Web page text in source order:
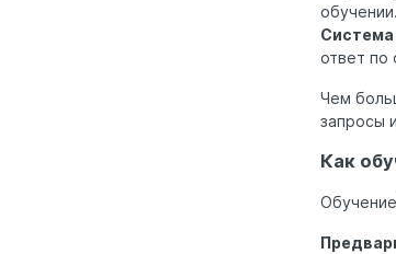
Система
ответ по
Чем
запросы
Как